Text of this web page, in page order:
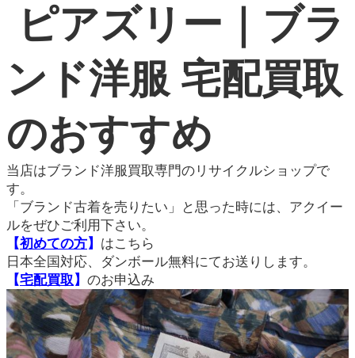
ピアズリー｜ブラ
ンド洋服 宅配買取
のおすすめ
当店はブランド洋服買取専門のリサイクルショップで
す。
「ブランド古着を売りたい」と思った時には、アクイー
ルをぜひご利用下さい。
【初めての方】 はこちら
日本全国対応、ダンボール無料にてお送りします。
【宅配買取 】 のお申込み